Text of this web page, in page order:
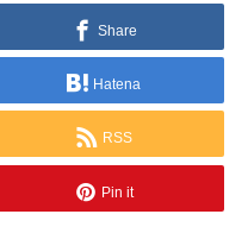
Share
Hatena
RSS
Pin it